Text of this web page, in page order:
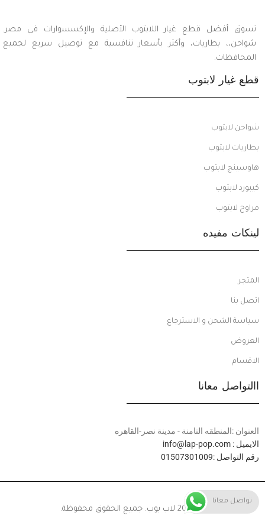
تسوق أفضل قطع غيار اللابتوب الأصلية والإكسسوارات في مصر.
شواحن،، بطاريات، وأكثر بأسعار تنافسية مع توصيل سريع لجميع
المحافظات.
قطع غيار لابتوب
شواحن لابتوب
بطاريات لابتوب
هاوسينج لابتوب
كيبورد لابتوب
مراوح لابتوب
لينكات مفيده
المتجر
اتصل بنا
سياسة الشحن و الاسترجاع
العروض
الاقسام
االتواصل معانا
العنوان :المنطقه التامنة - مدينة نصر-القاهره
الايميل : info@lap-pop.com
رقم التواصل :01507301009
© 2024 لاب بوب. جميع الحقوق محفوظة.
تواصل معانا